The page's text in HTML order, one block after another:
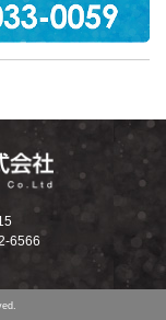
6566